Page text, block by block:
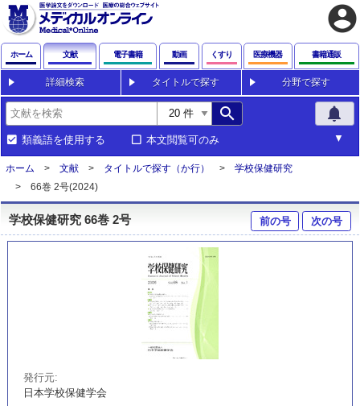
account_circle
ホーム 文献 電子書籍 動画 くすり 医療機器 書籍通販
詳細検索 タイトルで探す 分野で探す
search notifications
類義語を使用する 本文閲覧可のみ
ホーム 文献 タイトルで探す（か行）
学校保健研究
66巻 2号(2024)
学校保健研究 66巻 2号 前の号 次の号
発行元
日本学校保健学会